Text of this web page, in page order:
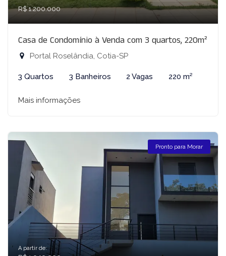
R$ 1.200.000
Casa de Condomínio à Venda com 3 quartos, 220m²
Portal Roselândia, Cotia-SP
3 Quartos 3 Banheiros 2 Vagas 220 m²
Mais informações
Pronto para Morar
A partir de: